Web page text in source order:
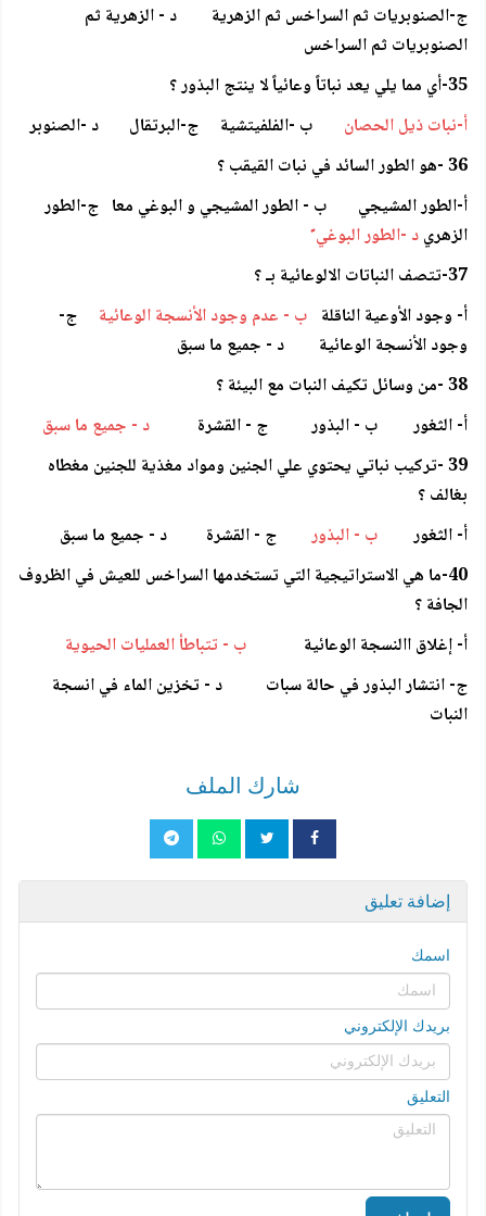
ج-الصنوبريات ثم السراخس ثم الزهرية د - الزهرية ثم
الصنوبريات ثم السراخس
35-أي مما يلي يعد نباتاً وعائياً لا ينتج البذور ؟
أ-نبات ذيل الحصان
ب -الفلفيتشية ج-البرتقال د -الصنوبر
36 -هو الطور السائد في نبات القيقب ؟
أ-الطور المشيجي ب - الطور المشيجي و البوغي معا ج-الطور
الزهريد -الطور البوغي ً
37-تتصف النباتات الالوعائية بـ ؟
أ- وجود الأوعية الناقلة ب - عدم وجود الأنسجة الوعائية
ج-
وجود الأنسجة الوعائية د - جميع ما سبق
38 -من وسائل تكيف النبات مع البيئة ؟
أ- الثغور ب - البذور ج - القشرة
د - جميع ما سبق
39 -تركيب نباتي يحتوي علي الجنين ومواد مغذية للجنين مغطاه
بغالف ؟
أ- الثغورب - البذور ج - القشرة د - جميع ما سبق
40-ما هي الاستراتيجية التي تستخدمها السراخس للعيش في الظروف
الجافة ؟
أ- إغلاق االنسجة الوعائية
ب - تتباطأ العمليات الحيوية
ج- انتشار البذور في حالة سبات د - تخزين الماء في انسجة
النبات
شارك الملف
إضافة تعليق
اسمك
بريدك الإلكتروني
التعليق